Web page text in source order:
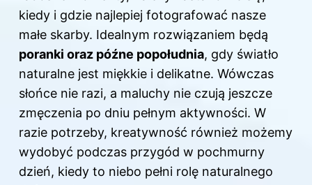
kiedy i gdzie najlepiej fotografować nasze
małe skarby. Idealnym rozwiązaniem będą
poranki oraz późne popołudnia, gdy światło
naturalne jest miękkie i delikatne. Wówczas
słońce nie razi, a maluchy nie czują jeszcze
zmęczenia po dniu pełnym aktywności. W
razie potrzeby, kreatywność również możemy
wydobyć podczas przygód w pochmurny
dzień, kiedy to niebo pełni rolę naturalnego